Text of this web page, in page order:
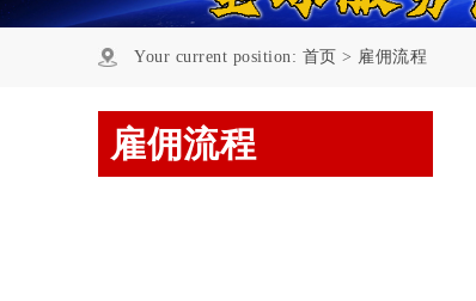
Your current position: 首页 > 雇佣流程
雇佣流程